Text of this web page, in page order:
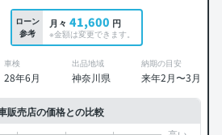
ローン
参考
月々 41,600 円
※金額は変更できます。
車検
28年6月
出品地域
神奈川県
納期の目安
来年2月〜3月
販売店の価格との比較